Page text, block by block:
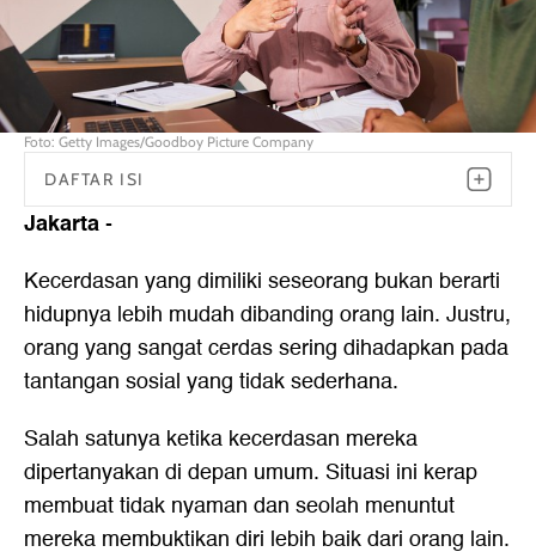
Foto: Getty Images/Goodboy Picture Company
DAFTAR ISI
Jakarta-
Kecerdasan yang dimiliki seseorang bukan berarti
hidupnya lebih mudah dibanding orang lain. Justru,
orang yang sangat cerdas sering dihadapkan pada
tantangan sosial yang tidak sederhana.
Salah satunya ketika kecerdasan mereka
dipertanyakan di depan umum. Situasi ini kerap
membuat tidak nyaman dan seolah menuntut
mereka membuktikan diri lebih baik dari orang lain.